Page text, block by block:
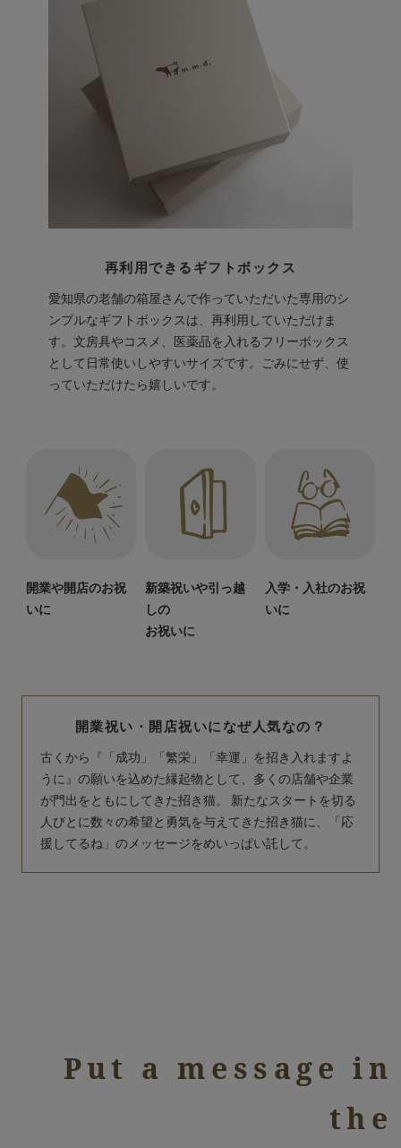
再利用できるギフトボックス
愛知県の老舗の箱屋さんで作っていただいた専用のシ
ンプルなギフトボックスは、再利用していただけま
す。文房具やコスメ、医薬品を入れるフリーボックス
として日常使いしやすいサイズです。ごみにせず、使
っていただけたら嬉しいです。
開業や開店のお祝
いに
新築祝いや引っ越
しの
お祝いに
入学・入社のお祝
いに
開業祝い・開店祝いになぜ人気なの？
古くから『「成功」「繁栄」「幸運」を招き入れますよ
うに』の願いを込めた縁起物として、多くの店舗や企業
が門出をともにしてきた招き猫。 新たなスタートを切る
人びとに数々の希望と勇気を与えてきた招き猫に、「応
援してるね」のメッセージをめいっぱい託して。
Put a message in
the